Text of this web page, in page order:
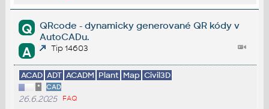
Q
QRcode - dynamicky generované QR kódy v
AutoCADu.
A Tip 14603
ACAD ADT ACADM Plant Map Civil3D
* CAD
26.6.2025 FAQ